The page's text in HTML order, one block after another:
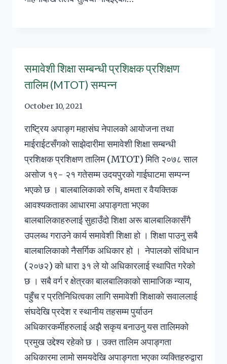
समावेशी शिक्षा सम्बन्धी प्रशिक्षक प्रशिक्षण
तालिम (MTOT) सम्पन्न
October 10, 2021
राष्ट्रिय अपाङ्ग महासंघ नेपालको आयोजना तथा
माईराईटसँगको साझेदारीमा समावेशी शिक्षा सम्बन्धी
प्रशिक्षक प्रशिक्षण तालिम (MTOT) मिति २०७८ साल
असोज १९- २१ गतेसम्म उदयपुरको गाईघाटमा सम्पन्न
भएको छ । बालबालिकाको रुचि, क्षमता र वैयक्तिक
आवश्यकताका आधारमा अपाङ्गता भएका
बालबालिकाहरुलाई सुहाउँदो शिक्षा अरू बालबालिकासँगै
उपलब्ध गराउने कार्य समावेशी शिक्षा हो । शिक्षा पाउनु सबै
बालबालिकाको नैसर्गिक अधिकार हो । नेपालको संविधान
(२०७२) को धारा ३१ ले यो अधिकारलाई स्थापित गरेको
छ । सबै वर्ग र क्षेत्रका बालबालिकाको सामाजिक न्याय,
पहुँच र प्रतिनिधित्वका लागि समावेशी शिक्षाको सवाललाई
संघदेखि प्रदेश र स्थानीय तहसम्म पुर्याउन
अधिकारकर्मीहरुलाई अझै सकृय बनाउनु यस तालिमको
प्रमुख उद्देश्य रहेको छ । उक्त तालिम अपाङ्गता
अधिकारमा लामो समयदेखि अपाङ्गता भएका व्यक्तिहरुद्वारा